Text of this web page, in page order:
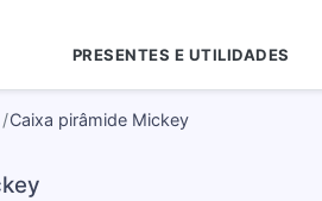
PRESENTES E UTILIDADES
Caixa pirâmide Mickey